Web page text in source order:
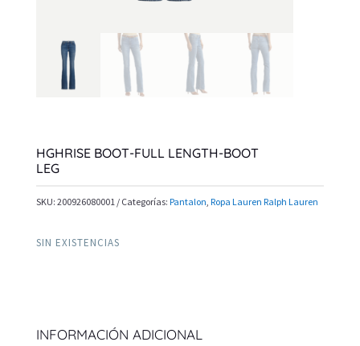
HGHRISE BOOT-FULL LENGTH-BOOT
LEG
SKU: 200926080001 Categorías: Pantalon, Ropa Lauren Ralph Lauren
SIN EXISTENCIAS
INFORMACIÓN ADICIONAL